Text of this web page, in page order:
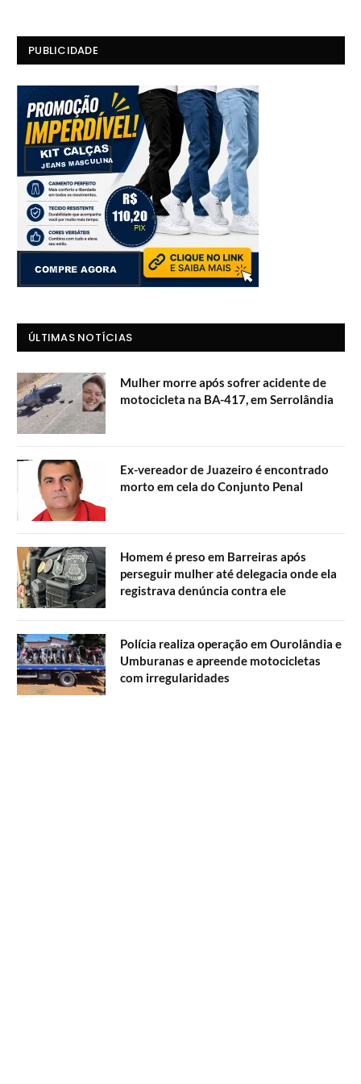
PUBLICIDADE
ÚLTIMAS NOTÍCIAS
Mulher morre após sofrer acidente de
motocicleta na BA-417, em Serrolândia
Ex-vereador de Juazeiro é encontrado
morto em cela do Conjunto Penal
Homem é preso em Barreiras após
perseguir mulher até delegacia onde ela
registrava denúncia contra ele
Polícia realiza operação em Ourolândia e
Umburanas e apreende motocicletas
com irregularidades